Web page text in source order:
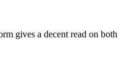
gives a decent read on both